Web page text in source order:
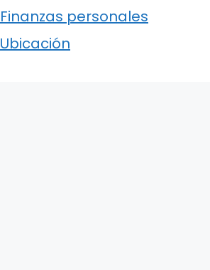
Finanzas personales
Ubicación